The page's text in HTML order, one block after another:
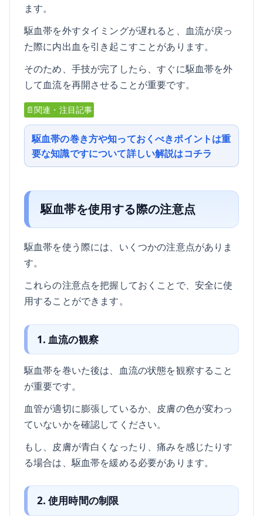
ます。
駆血帯を外すタイミングが遅れると、血流が戻っ
た際に内出血を引き起こすことがあります。
そのため、手技が完了したら、すぐに駆血帯を外
して血流を再開させることが重要です。
📄関連・注目記事
駆血帯の巻き方や知っておくべきポイントは重
要な知識ですについて詳しい解説はコチラ
駆血帯を使用する際の注意点
駆血帯を使う際には、いくつかの注意点がありま
す。
これらの注意点を把握しておくことで、安全に使
用することができます。
1. 血流の観察
駆血帯を巻いた後は、血流の状態を観察すること
が重要です。
血管が適切に膨張しているか、皮膚の色が変わっ
ていないかを確認してください。
もし、皮膚が青白くなったり、痛みを感じたりす
る場合は、駆血帯を緩める必要があります。
2. 使用時間の制限